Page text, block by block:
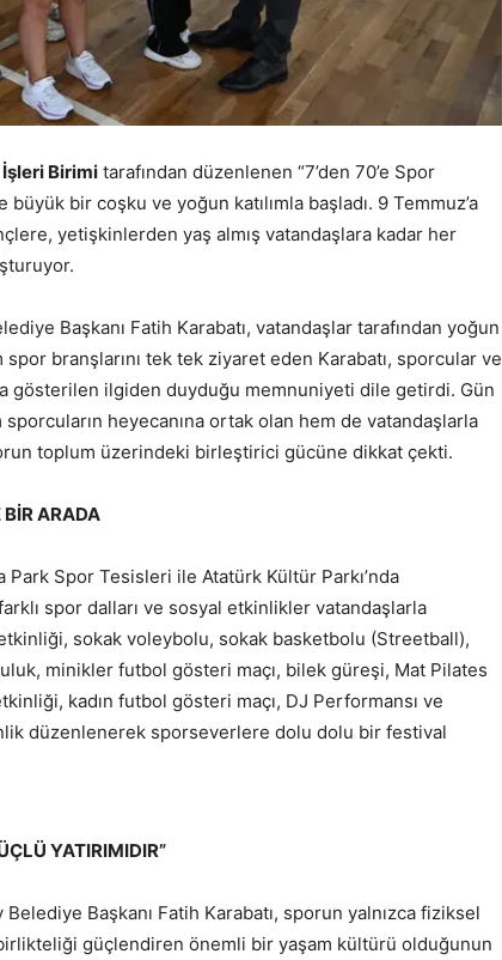
Birimi tarafından düzenlenen “7’den 70’e Spor
bir coşku ve yoğun katılımla başladı. 9 Temmuz’a
yetişkinlerden yaş almış vatandaşlara kadar her
Başkanı Fatih Karabatı, vatandaşlar tarafından yoğun
spor branşlarını tek tek ziyaret eden Karabatı, sporcular ve
gösterilen ilgiden duyduğu memnuniyeti dile getirdi. Gün
heyecanına ortak olan hem de vatandaşlarla
toplum üzerindeki birleştirici gücüne dikkat çekti.
BİR ARADA
Spor Tesisleri ile Atatürk Kültür Parkı’nda
spor dalları ve sosyal etkinlikler vatandaşlarla
sokak voleybolu, sokak basketbolu (Streetball),
minikler futbol gösteri maçı, bilek güreşi, Mat Pilates
kadın futbol gösteri maçı, DJ Performansı ve
düzenlenerek sporseverlere dolu dolu bir festival
YATIRIMIDIR”
Belediye Başkanı Fatih Karabatı, sporun yalnızca fiziksel
güçlendiren önemli bir yaşam kültürü olduğunun